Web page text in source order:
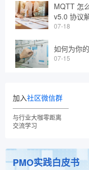
MQTT 怎
v5.0 协议
07-18
如何为你
07-15
加入社区微信群
与行业大咖零距离
交流学习
PMO实践白皮书